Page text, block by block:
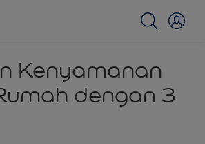
Kenyamanan
dengan 3